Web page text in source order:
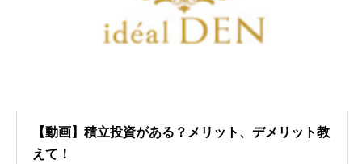
【動画】積立投資がある？メリット、デメリット教
えて！